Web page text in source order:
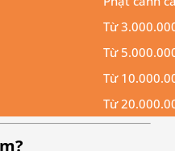
Từ
Từ
Từ
Từ